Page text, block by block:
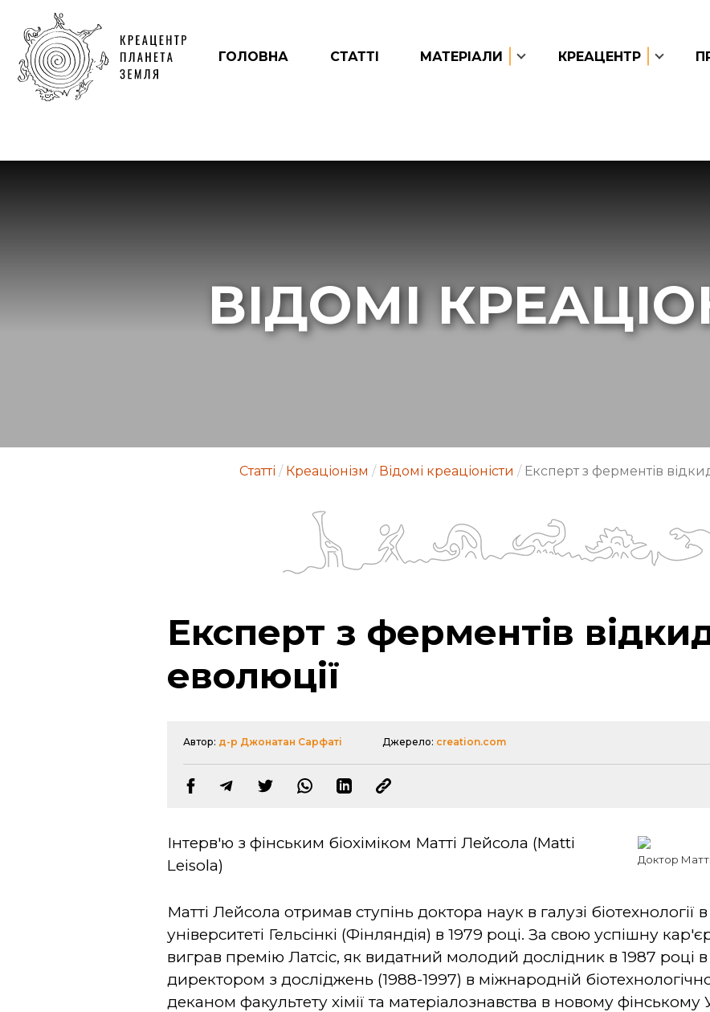
ГОЛОВНА СТАТТІ МАТЕРІАЛИ КРЕАЦЕНТР
ВІДОМІ
Статті / Креаціонізм / Відомі креаціоністи / Експерт з ферментів
Експерт з ферментів
еволюції
Автор: д-р Джонатан Сарфаті Джерело: creation.com
Доктор
Інтерв'ю з фінським біохіміком Матті Лейсола (Matti
Leisola)
Матті Лейсола отримав ступінь доктора наук в галузі біотехнології
університеті Гельсінкі (Фінляндія) в 1979 році. За свою успішну
виграв премію Латсіс, як видатний молодий дослідник в 1987 році
директором з досліджень (1988-1997) в міжнародній
деканом факультету хімії та матеріалознавства в новому фінському